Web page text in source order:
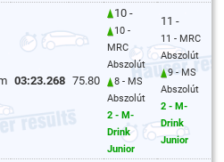
03:23.268 75.80
10 -
10 -
MRC
Abszolút
8 - MS
Abszolút
2 - M-
Drink
Junior
11 -
11 - MRC
Abszolút
9 - MS
Abszolút
2 - M-
Drink
Junior